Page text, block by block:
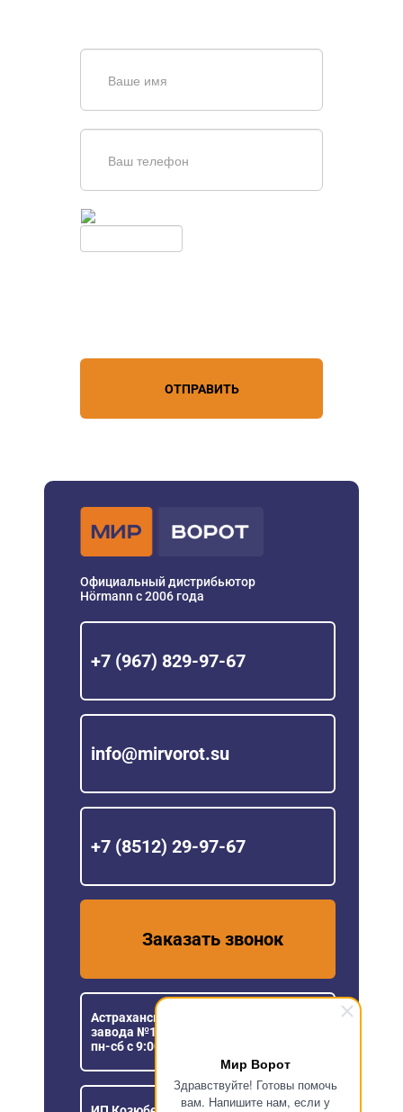
Мир Ворот
Здравствуйте! Готовы помочь
вам. Напишите нам, если у
ОТПРАВИТЬ
Официальный дистрибьютор
Hörmann с 2006 года
+7 (967) 829-97-67
info@mirvorot.su
+7 (8512) 29-97-67
Заказать звонок
Астраханская область, пос. Кирпичного
завода №1, ул. Новая, 5
пн-сб с 9:00 до 18:00